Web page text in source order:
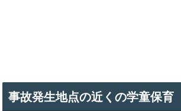
事故発生地点の近くの学童保育